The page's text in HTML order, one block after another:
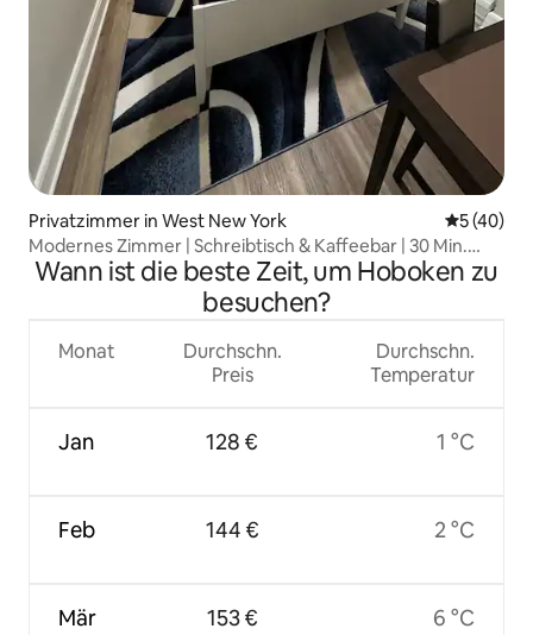
Privatzimmer in West New York
5 (40)
Modernes Zimmer | Schreibtisch & Kaffeebar | 30 Min.
Manhattan
Wann ist die beste Zeit, um Hoboken zu
besuchen?
Monat
Jan
Feb
Mär
Durchschn.
Preis
128 €
144 €
153 €
Durchschn.
Temperatur
1 °C
2 °C
6 °C